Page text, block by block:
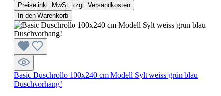
Preise inkl. MwSt. zzgl. Versandkosten
In den Warenkorb
Basic Duschrollo 100x240 cm Modell Sylt weiss grün blau
Duschvorhang!